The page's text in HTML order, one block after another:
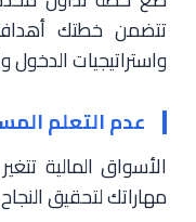
تتضمن خطتك
واستراتيجيات الدخول
عدم التعلم
الأسواق المالية
مهاراتك لتحقيق